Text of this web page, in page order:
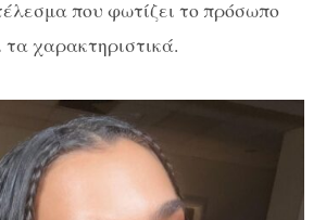
που φωτίζει το πρόσωπο
τα χαρακτηριστικά.